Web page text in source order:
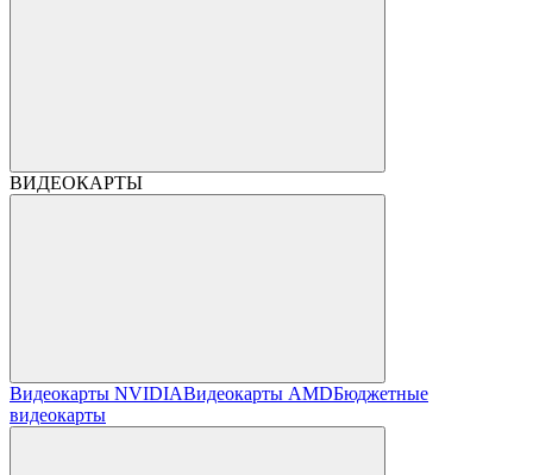
ВИДЕОКАРТЫ
Видеокарты NVIDIAВидеокарты AMDБюджетные
видеокарты